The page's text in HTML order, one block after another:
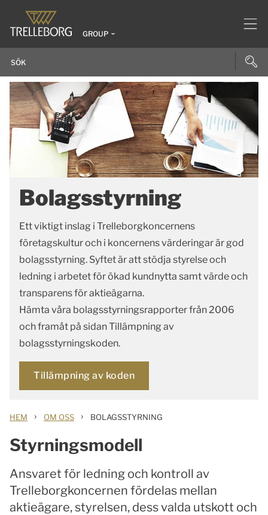
GROUP
Bolagsstyrning
Ett viktigt inslag i Trelleborgkoncernens
företagskultur och i koncernens värderingar är god
bolagsstyrning. Syftet är att stödja styrelse och
ledning i arbetet för ökad kundnytta samt värde och
transparens för aktieägarna.
Hämta våra bolagsstyrningsrapporter från 2006
och framåt på sidan Tillämpning av
bolagsstyrningskoden.
Tillämpning av koden
HEM › OM OSS › BOLAGSSTYRNING
Styrningsmodell
Ansvaret för ledning och kontroll av
Trelleborgkoncernen fördelas mellan
aktieägare, styrelsen, dess valda utskott och